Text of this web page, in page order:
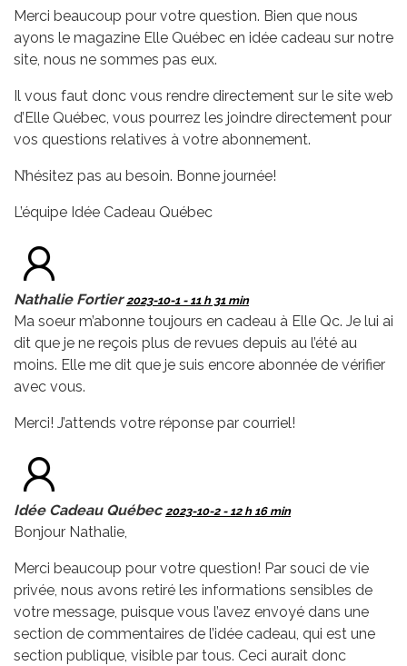
Merci beaucoup pour votre question. Bien que nous
ayons le magazine Elle Québec en idée cadeau sur notre
site, nous ne sommes pas eux.
Il vous faut donc vous rendre directement sur le site web
d’Elle Québec, vous pourrez les joindre directement pour
vos questions relatives à votre abonnement.
N’hésitez pas au besoin. Bonne journée!
L’équipe Idée Cadeau Québec
Nathalie Fortier2023-10-1 - 11 h 31 min
Ma soeur m’abonne toujours en cadeau à Elle Qc. Je lui ai
dit que je ne reçois plus de revues depuis au l’été au
moins. Elle me dit que je suis encore abonnée de vérifier
avec vous.
Merci! J’attends votre réponse par courriel!
Idée Cadeau Québec 2023-10-2 - 12 h 16 min
Bonjour Nathalie,
Merci beaucoup pour votre question! Par souci de vie
privée, nous avons retiré les informations sensibles de
votre message, puisque vous l’avez envoyé dans une
section de commentaires de l’idée cadeau, qui est une
section publique, visible par tous. Ceci aurait donc